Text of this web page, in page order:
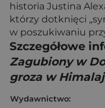
historia Justina
którzy dotknięci
w poszukiwaniu
Szczegółowe
Zagubiony w
groza w
Wydawnictwo: